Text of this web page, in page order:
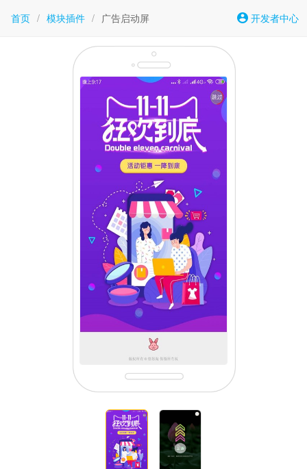
首页 / 模块插件 / 广告启动屏 开发者中心